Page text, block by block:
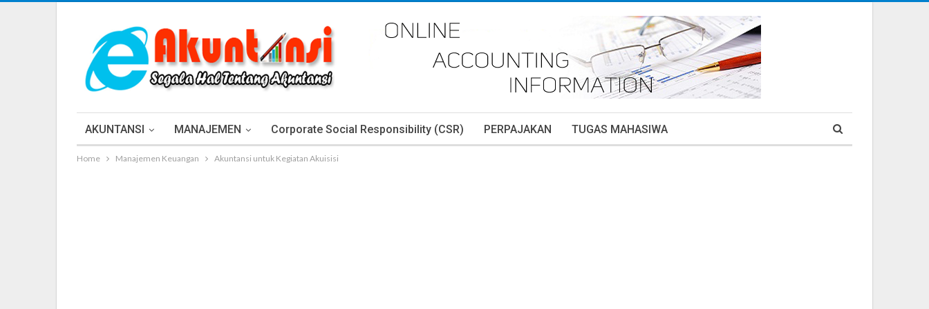
AKUNTANSI MANAJEMEN Corporate Social Responsibility (CSR) PERPAJAKAN TUGAS MAHASIWA
Home Manajemen Keuangan Akuntansi untuk Kegiatan Akuisisi